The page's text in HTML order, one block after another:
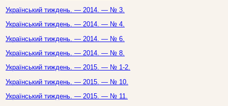
Український тиждень. — 2014. — № 3.
Український тиждень. — 2014. — № 4.
Український тиждень. — 2014. — № 6.
Український тиждень. — 2014. — № 8.
Український тиждень. — 2015. — № 1-2.
Український тиждень. — 2015. — № 10.
Український тиждень. — 2015. — № 11.